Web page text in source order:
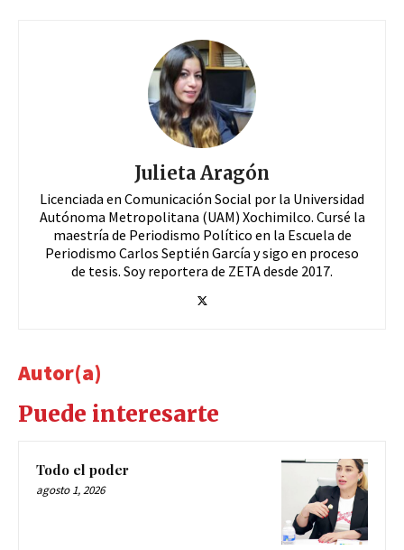
Julieta Aragón
Licenciada en Comunicación Social por la Universidad
Autónoma Metropolitana (UAM) Xochimilco. Cursé la
maestría de Periodismo Político en la Escuela de
Periodismo Carlos Septién García y sigo en proceso
de tesis. Soy reportera de ZETA desde 2017.
Autor(a)
Puede interesarte
Todo el poder
agosto 1, 2026